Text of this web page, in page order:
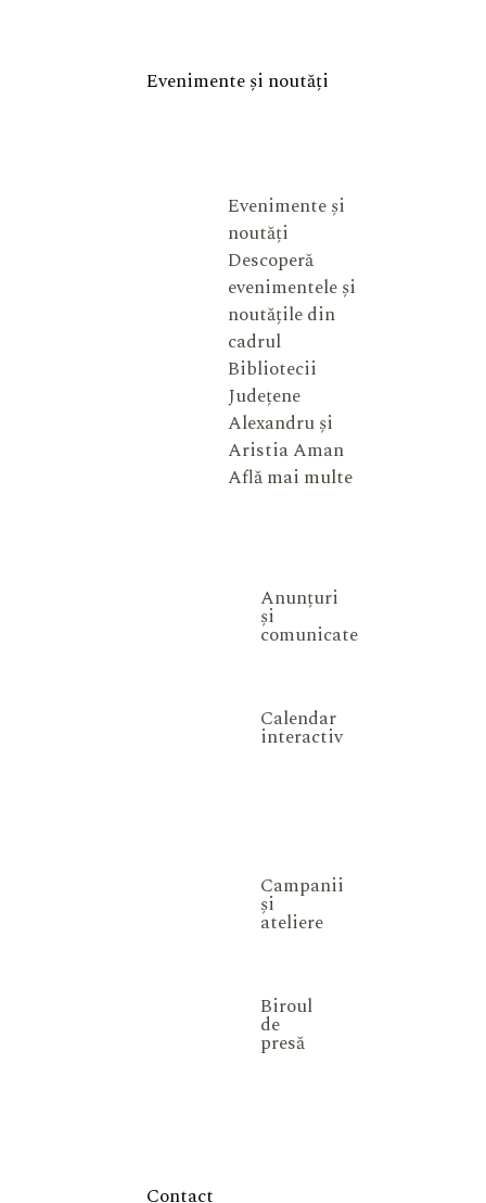
Evenimente și noutăți
Evenimente și
noutăți
Descoperă
evenimentele și
noutățile din
cadrul
Bibliotecii
Județene
Alexandru și
Aristia Aman
Află mai multe
Anunțuri
și
comunicate
Calendar
interactiv
Campanii
și
ateliere
Biroul
de
presă
Contact